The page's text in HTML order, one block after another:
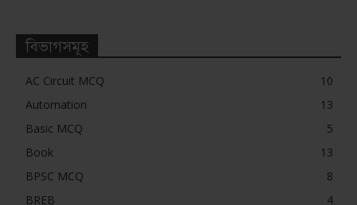
বিভাগসমূহ
AC Circuit MCQ
10
Automation
13
Basic MCQ
5
Book
13
BPSC MCQ
8
BREB
4